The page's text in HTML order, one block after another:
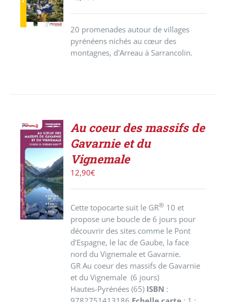
/
DÉTAILS
20 promenades autour de villages
pyrénéens nichés au cœur des
montagnes, d'Arreau à Sarrancolin.
AJOUTER
AU
PANIER
/
DÉTAILS
Au coeur des massifs de
Gavarnie et du
Vignemale
12,90€
Cette topocarte suit le GR® 10 et
propose une boucle de 6 jours pour
découvrir des sites comme le Pont
d'Espagne, le lac de Gaube, la face
nord du Vignemale et Gavarnie.
GR Au coeur des massifs de Gavarnie
et du Vignemale (6 jours)
Hautes-Pyrénées (65) ISBN :